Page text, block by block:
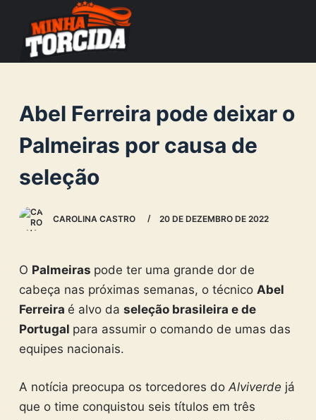
o
c
o
n
e
Abel Ferreira pode deixar o
Palmeiras por causa de
seleção
CAROLINA CASTRO 20 DE DEZEMBRO DE 2022
O Palmeiras pode ter uma grande dor de
cabeça nas próximas semanas, o técnico Abel
Ferreira é alvo da seleção brasileira e de
Portugal para assumir o comando de umas das
equipes nacionais.
A notícia preocupa os torcedores do Alviverde já
que o time conquistou seis títulos em três